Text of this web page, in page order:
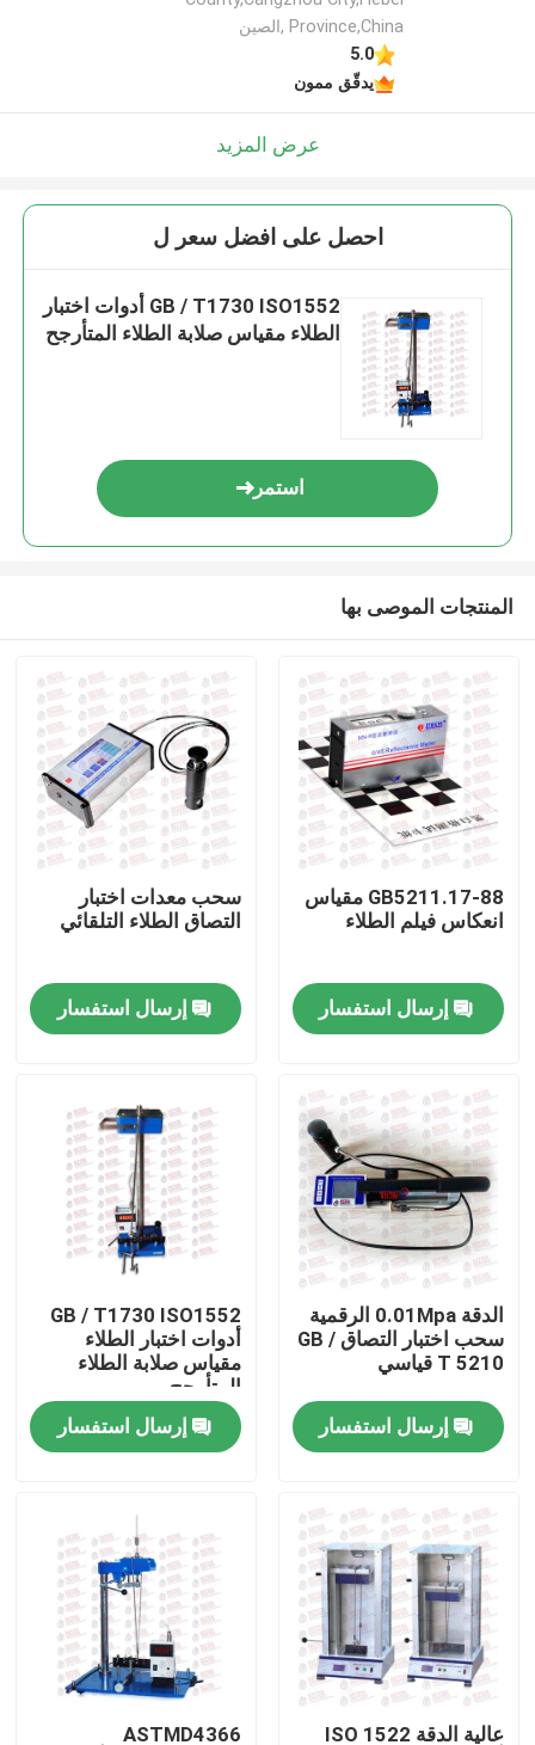
المنتجات
حول بنا
جولة في المعمل
ضبط الجودة
اتصل بنا
طلب اقتباس
آلة اختبار عالمية
آلة اختبار التربة
آلة اختبار الخرسانة
Province,China ,الصين
5.0
يدقّق ممون
عرض المزيد
احصل على افضل سعر ل
GB / T1730 ISO1552 أدوات اختبار
الطلاء مقياس صلابة الطلاء المتأرجح
استمر
المنتجات الموصى بها
GB5211.17-88 مقياس
انعكاس فيلم الطلاء
إرسال استفسار
سحب معدات اختبار
التصاق الطلاء التلقائي
إرسال استفسار
الدقة 0.01Mpa الرقمية
سحب اختبار التصاق GB /
T 5210 قياسي
إرسال استفسار
GB / T1730 ISO1552
أدوات اختبار الطلاء
مقياس صلابة الطلاء
المتأرجح
إرسال استفسار
عالية الدقة ISO 1522 ASTMD4366